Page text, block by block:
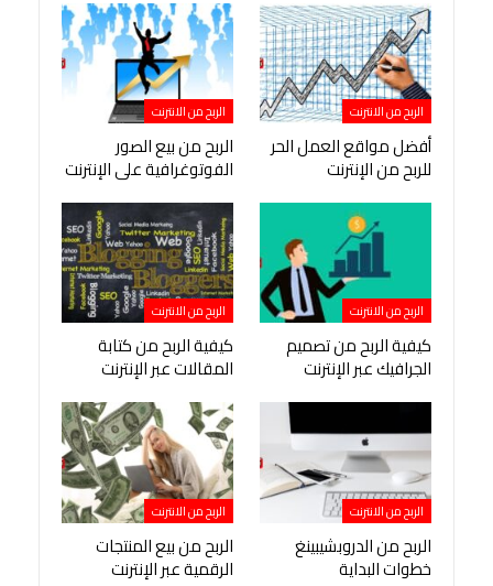
الربح من الانترنت
أفضل مواقع العمل الحر
للربح من الإنترنت
الربح من الانترنت
الربح من بيع الصور
الفوتوغرافية على الإنترنت
الربح من الانترنت
كيفية الربح من تصميم
الجرافيك عبر الإنترنت
الربح من الانترنت
كيفية الربح من كتابة
المقالات عبر الإنترنت
الربح من الانترنت
الربح من الدروبشيبينغ
خطوات البداية
الربح من الانترنت
الربح من بيع المنتجات
الرقمية عبر الإنترنت